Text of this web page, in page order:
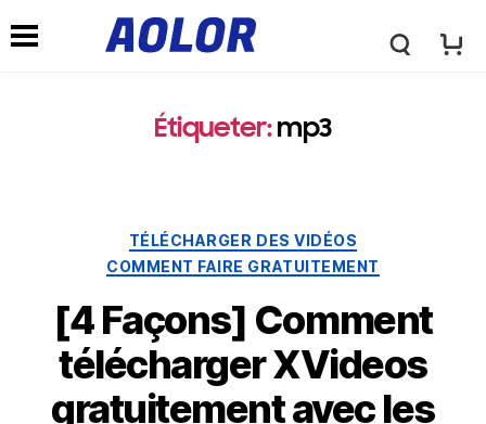
L
o
A
o
Étiqueter: mp3
Catégories
TÉLÉCHARGER DES VIDÉOS
COMMENT FAIRE GRATUITEMENT
[4 Façons] Comment
télécharger XVideos
gratuitement avec les